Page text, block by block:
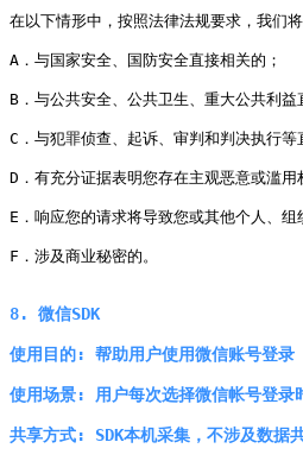
在以下情形中，按照法律法规要求，我们
A．与国家安全、国防安全直接相关的；
B．与公共安全、公共卫生、重大公共利益
C．与犯罪侦查、起诉、审判和判决执行等
D．有充分证据表明您存在主观恶意或滥用
E．响应您的请求将导致您或其他个人、组
F．涉及商业秘密的。
8. 微信SDK
使用目的: 帮助用户使用微信账号登录
使用场景: 用户每次选择微信帐号登录
共享方式: SDK本机采集，不涉及数据